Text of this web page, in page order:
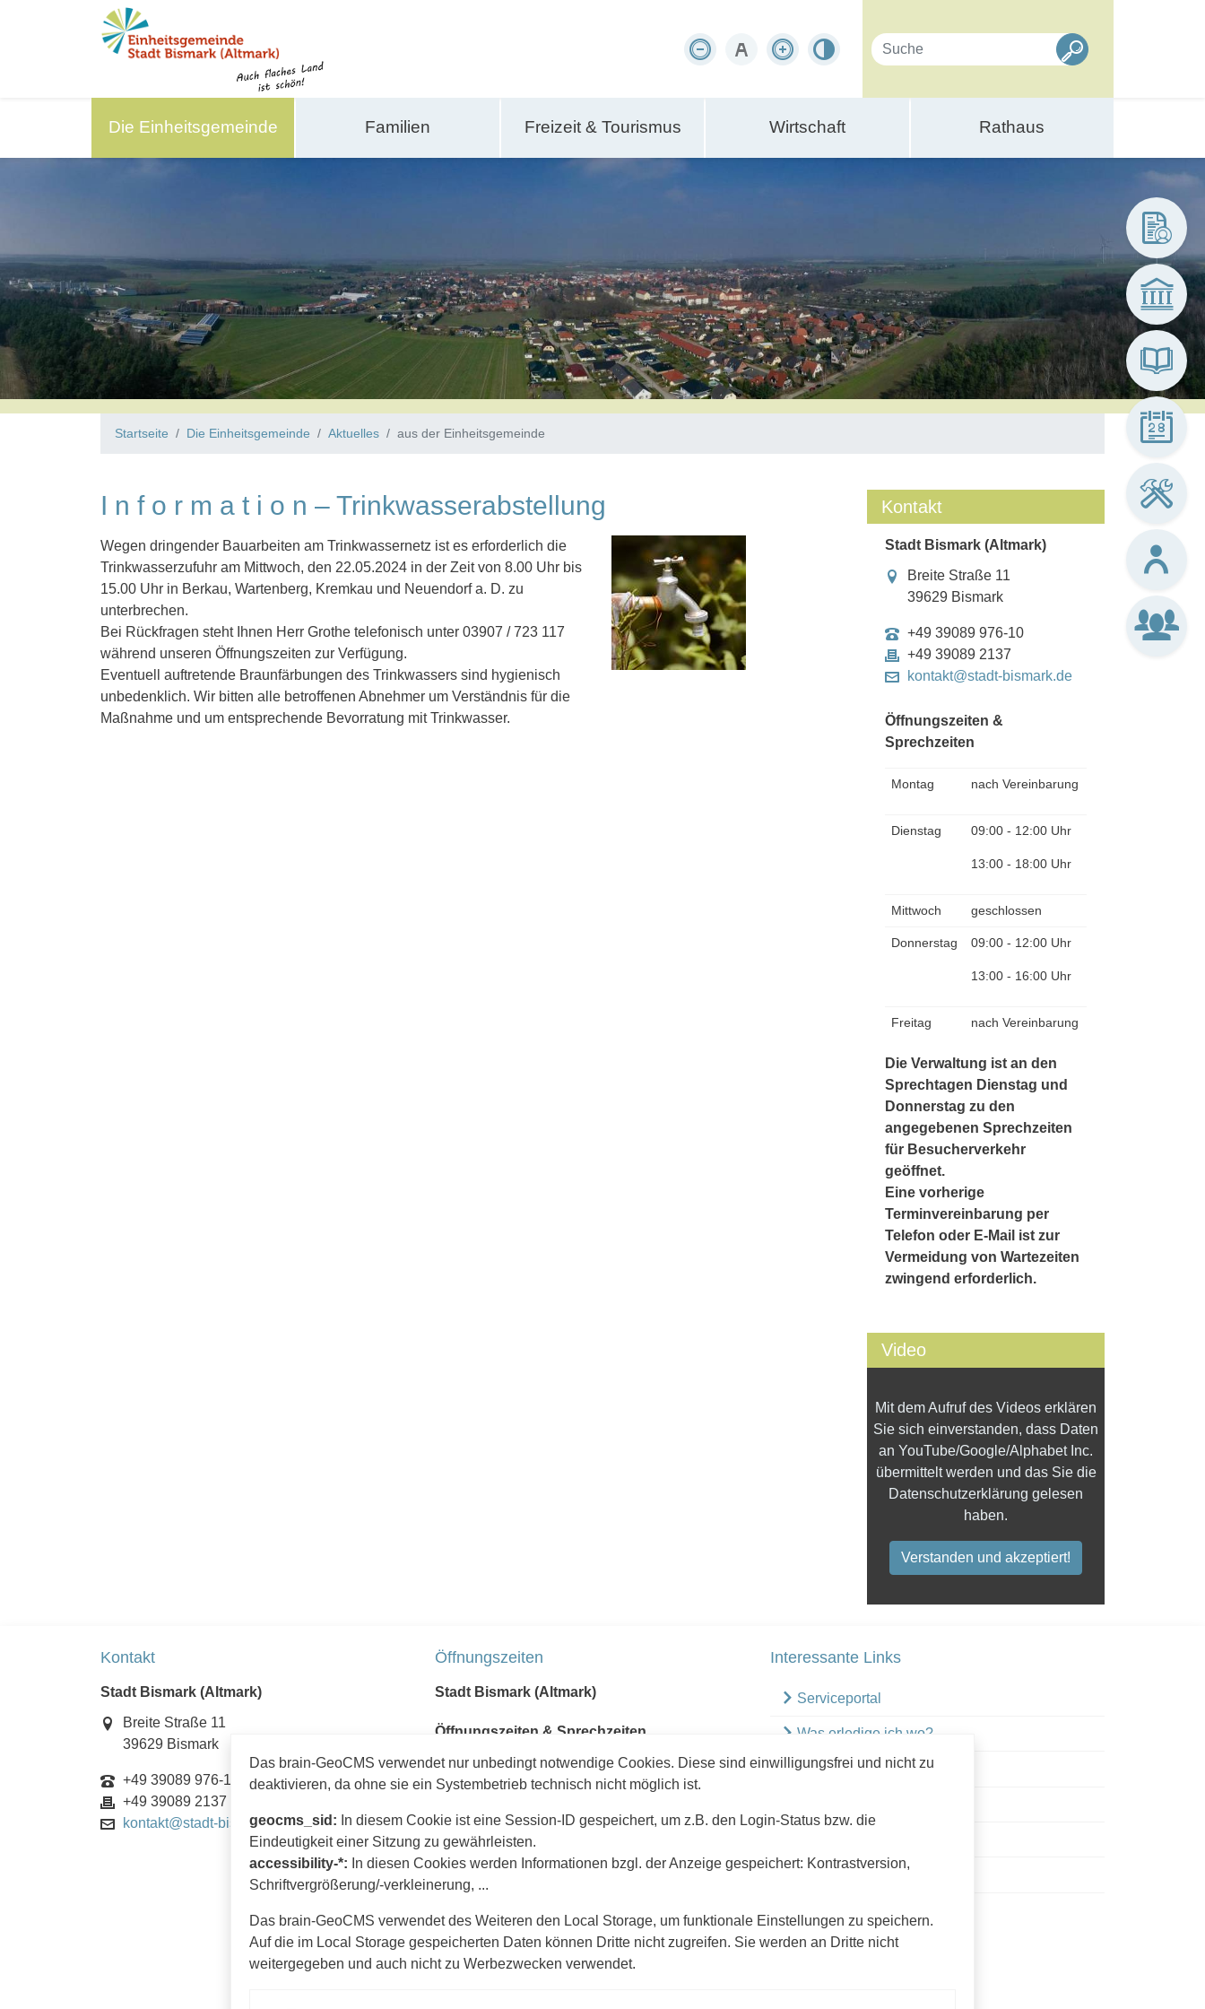
Das brain-GeoCMS verwendet nur unbedingt notwendige Cookies. Diese sind einwilligungsfrei und nicht zu
deaktivieren, da ohne sie ein Systembetrieb technisch nicht möglich ist.
geocms_sid: In diesem Cookie ist eine Session-ID gespeichert, um z.B. den Login-Status bzw. die
Eindeutigkeit einer Sitzung zu gewährleisten.
accessibility-*: In diesen Cookies werden Informationen bzgl. der Anzeige gespeichert: Kontrastversion,
Schriftvergrößerung/-verkleinerung, ...
Das brain-GeoCMS verwendet des Weiteren den Local Storage, um funktionale Einstellungen zu speichern.
Auf die im Local Storage gespeicherten Daten können Dritte nicht zugreifen. Sie werden an Dritte nicht
weitergegeben und auch nicht zu Werbezwecken verwendet.
Die Einheitsgemeinde Familien Freizeit & Tourismus Wirtschaft Rathaus
Startseite Die Einheitsgemeinde Aktuelles aus der Einheitsgemeinde
I n f o r m a t i o n – Trinkwasserabstellung
Wegen dringender Bauarbeiten am Trinkwassernetz ist es erforderlich die
Trinkwasserzufuhr am Mittwoch, den 22.05.2024 in der Zeit von 8.00 Uhr bis
15.00 Uhr in Berkau, Wartenberg, Kremkau und Neuendorf a. D. zu
unterbrechen.
Bei Rückfragen steht Ihnen Herr Grothe telefonisch unter 03907 / 723 117
während unseren Öffnungszeiten zur Verfügung.
Eventuell auftretende Braunfärbungen des Trinkwassers sind hygienisch
unbedenklich. Wir bitten alle betroffenen Abnehmer um Verständnis für die
Maßnahme und um entsprechende Bevorratung mit Trinkwasser.
Kontakt
Stadt Bismark (Altmark)
Breite Straße 11
39629 Bismark
+49 39089 976-10
+49 39089 2137
kontakt@stadt-bismark.de
Öffnungszeiten &
Sprechzeiten
Montag nach Vereinbarung
Dienstag 09:00 - 12:00 Uhr
13:00 - 18:00 Uhr
Mittwoch geschlossen
Donnerstag 09:00 - 12:00 Uhr
13:00 - 16:00 Uhr
Freitag nach Vereinbarung
Die Verwaltung ist an den
Sprechtagen Dienstag und
Donnerstag zu den
angegebenen Sprechzeiten
für Besucherverkehr
geöffnet.
Eine vorherige
Terminvereinbarung per
Telefon oder E-Mail ist zur
Vermeidung von Wartezeiten
zwingend erforderlich.
Video
Mit dem Aufruf des Videos erklären
Sie sich einverstanden, dass Daten
an YouTube/Google/Alphabet Inc.
übermittelt werden und das Sie die
Datenschutzerklärung gelesen
haben.
Verstanden und akzeptiert!
Kontakt
Stadt Bismark (Altmark)
Breite Straße 11
39629 Bismark
+49 39089 976-10
+49 39089 2137
kontakt@stadt-bismark.de
Öffnungszeiten
Stadt Bismark (Altmark)
Öffnungszeiten & Sprechzeiten
nach Vereinbarung
Dienstag 09:00 - 12:00 Uhr
13:00 - 18:00 Uhr
Donnerstag 09:00 - 12:00 Uhr
Interessante Links
Serviceportal
Was erledige ich wo?
Satzungen